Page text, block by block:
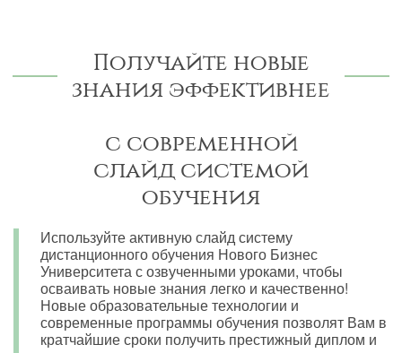
Получайте новые
знания эффективнее
с современной
слайд системой
обучения
Используйте активную слайд систему
дистанционного обучения Нового Бизнес
Университета с озвученными уроками, чтобы
осваивать новые знания легко и качественно!
Новые образовательные технологии и
современные программы обучения позволят Вам в
кратчайшие сроки получить престижный диплом и